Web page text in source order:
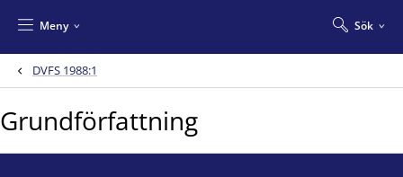
Sök
Meny
DVFS 1988:1
Grundförfattning